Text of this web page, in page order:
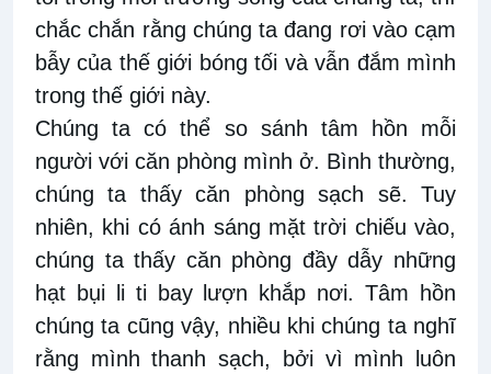
chắc chắn rằng chúng ta đang rơi vào cạm
bẫy của thế giới bóng tối và vẫn đắm mình
trong thế giới này.
Chúng ta có thể so sánh tâm hồn mỗi
người với căn phòng mình ở. Bình thường,
chúng ta thấy căn phòng sạch sẽ. Tuy
nhiên, khi có ánh sáng mặt trời chiếu vào,
chúng ta thấy căn phòng đầy dẫy những
hạt bụi li ti bay lượn khắp nơi. Tâm hồn
chúng ta cũng vậy, nhiều khi chúng ta nghĩ
rằng mình thanh sạch, bởi vì mình luôn